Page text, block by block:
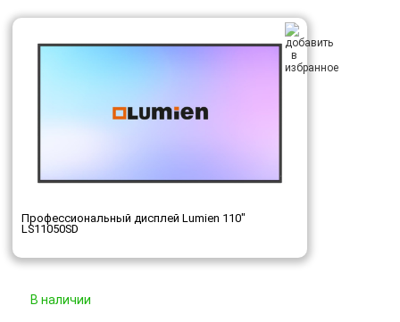
Профессиональный дисплей Lumien 110"
LS11050SD
В наличии